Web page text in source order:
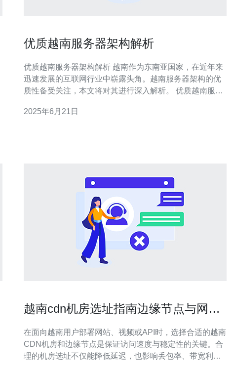
优质越南服务器架构解析
优质越南服务器架构解析 越南作为东南亚国家，在近年来
迅速发展的互联网行业中崭露头角。越南服务器架构的优
质性备受关注，本文将对其进行深入解析。 优质越南服务
快速的存储设备。这些硬件组合能够提供稳定的性能和高
2025年6月21日
越南cdn机房选址指南边缘节点与网络
在面向越南用户部署网站、视频或API时，选择合适的越南
CDN机房和边缘节点是保证访问速度与稳定性的关键。合
理的机房选址不仅能降低延迟，也影响丢包率、带宽利用